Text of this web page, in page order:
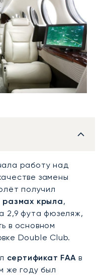
работу над
замены
получил
размах крыла,
2,9 фута фюзеляж,
в основном
Double Club.
сертификат FAAв
же году был